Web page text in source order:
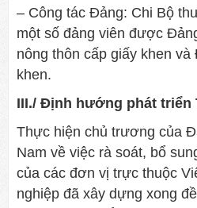
– Công tác Đảng: Chi Bộ
một số đảng viên được
nông thôn cấp giấy khen
khen.
III./ Định hướng phát triển
Thực hiện chủ trương của
Nam về việc rà soát, bổ
của các đơn vị trực thuộc
nghiệp đã xây dựng xong